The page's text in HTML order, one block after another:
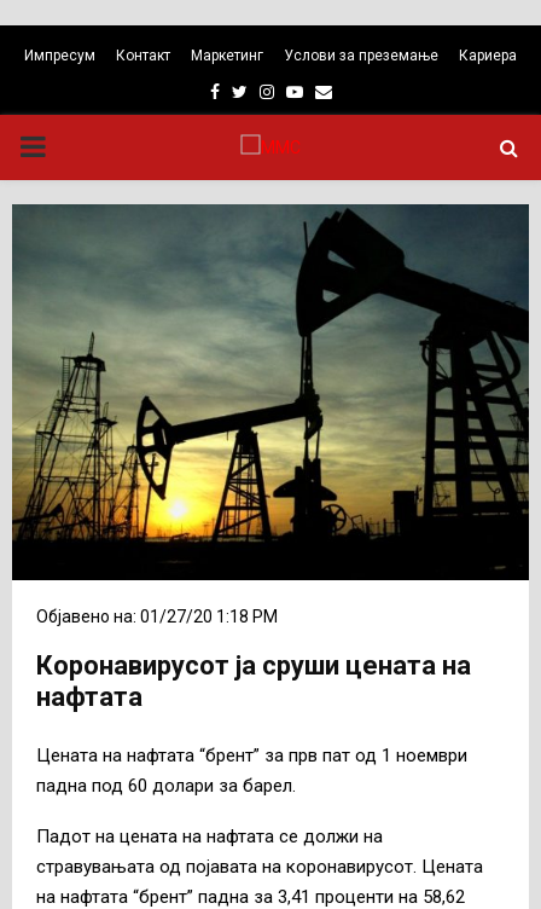
Импресум Контакт Маркетинг Услови за преземање Кариера
Facebook
TwitterInstagram
Youtube
Email
PRIMARY
MENU
Објавено на: 01/27/20 1:18 PM
Коронавирусот ја сруши цената на
нафтата
Цената на нафтата “брент” за прв пат од 1 ноември
падна под 60 долари за барел.
Падот на цената на нафтата се должи на
стравувањата од појавата на коронавирусот. Цената
на нафтата “брент” падна за 3,41 проценти на 58,62